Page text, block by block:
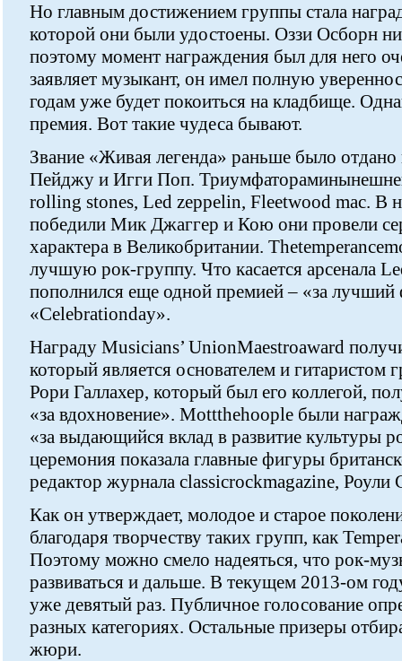
Но главным достижением группы стала
которой они были удостоены. Оззи Осборн
поэтому момент награждения был для него
заявляет музыкант, он имел полную
годам уже будет покоиться на кладбище.
премия. Вот такие чудеса бывают.
Звание «Живая легенда» раньше было
Пейджу и Игги Поп.
rolling stones, Led zeppelin, Fleetwood mac. В
победили Мик Джаггер и Кою они провели
характера в Великобритании.
лучшую рок-группу. Что касается арсенала
пополнился еще одной премией – «за лучший
«Celebrationday».
Награду Musicians’ UnionMaestroaward
который является основателем и гитаристом
Рори Галлахер, который был его коллегой,
«за вдохновение». Mottthehoople были
«за выдающийся вклад в развитие культуры
церемония показала главные фигуры
редактор журнала classicrockmagazine, Роули
Как он утверждает, молодое и старое
благодаря творчеству таких групп, как
Поэтому можно смело надеяться, что рок-
развиваться и дальше. В текущем 2013-ом
уже девятый раз. Публичное голосование
разных категориях. Остальные призеры
жюри.